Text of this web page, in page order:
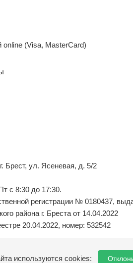
online (Visa, MasterCard)
Брест, ул. Ясеневая, д. 5/2
с 8:30 до 17:30.
регистрации № 0180437,
района г. Бреста от 14.04.2022
20.04.2022, номер: 532542
по обращениям покупателей:
используются cookies: